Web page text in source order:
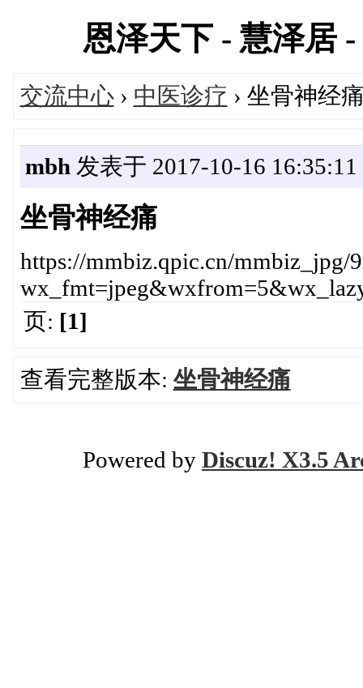
恩泽天下 - 慧泽居
交流中心› 中医诊疗 › 坐骨神经
mbh 发表于 2017-10-16 16:35:11
坐骨神经痛
https://mmbiz.qpic.cn/
页: [1]
查看完整版本: 坐骨神经痛
Powered by Discuz! X3.5